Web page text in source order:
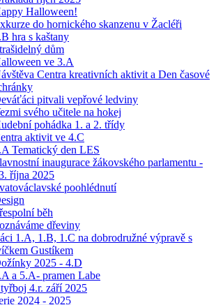
Halloween!
do hornického skanzenu v Žacléři
hra s kaštany
dům
ve 3.A
Centra kreativních aktivit a Den časové
pitvali vepřové ledviny
svého učitele na hokej
pohádka 1. a 2. třídy
aktivit ve 4.C
Tematický den LES
inaugurace žákovského parlamentu -
října 2025
poohlédnutí
běh
dřeviny
1.A, 1.B, 1.C na dobrodružné výpravě s
Gustíkem
2025 - 4.D
a 5.A- pramen Labe
4.r. září 2025
2024 - 2025